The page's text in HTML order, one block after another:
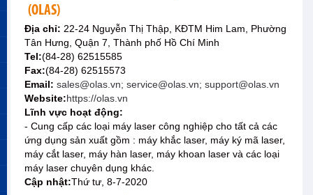
(OLAS)
Địa chỉ: 22-24 Nguyễn Thị Thập, KĐTM Him Lam, Phường
Tân Hưng, Quận 7, Thành phố Hồ Chí Minh
Tel:(84-28) 62515585
Fax:(84-28) 62515573
Email: sales@olas.vn; service@olas.vn; support@olas.vn
Website:https://olas.vn
Lĩnh vực hoạt động:
- Cung cấp các loại máy laser công nghiệp cho tất cả các
ứng dụng sản xuất gồm : máy khắc laser, máy ký mã laser,
máy cắt laser, máy hàn laser, máy khoan laser và các loại
máy laser chuyên dụng khác.
Cập nhật:Thứ tư, 8-7-2020